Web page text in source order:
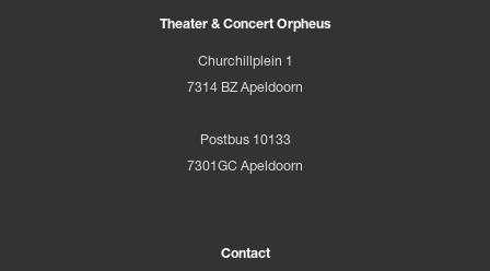
Theater & Concert Orpheus
Churchillplein 1
7314 BZ Apeldoorn
Postbus 10133
7301GC Apeldoorn
Contact